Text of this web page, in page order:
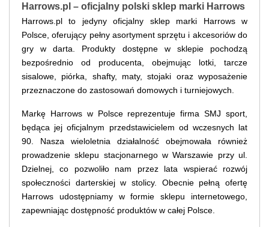
Harrows.pl – oficjalny polski sklep marki Harrows
Harrows.pl to jedyny oficjalny sklep marki Harrows w
Polsce, oferujący pełny asortyment sprzętu i akcesoriów do
gry w darta. Produkty dostępne w sklepie pochodzą
bezpośrednio od producenta, obejmując lotki, tarcze
sisalowe, piórka, shafty, maty, stojaki oraz wyposażenie
przeznaczone do zastosowań domowych i turniejowych.
Markę Harrows w Polsce reprezentuje firma SMJ sport,
będąca jej oficjalnym przedstawicielem od wczesnych lat
90. Nasza wieloletnia działalność obejmowała również
prowadzenie sklepu stacjonarnego w Warszawie przy ul.
Dzielnej, co pozwoliło nam przez lata wspierać rozwój
społeczności darterskiej w stolicy. Obecnie pełną ofertę
Harrows udostępniamy w formie sklepu internetowego,
zapewniając dostępność produktów w całej Polsce.